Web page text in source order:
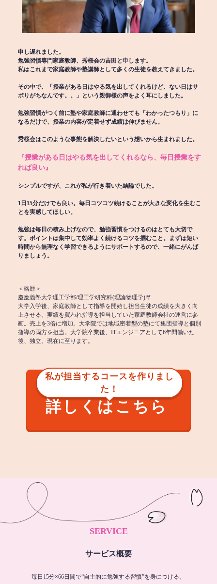
申し遅れました。
勉強習慣専門家庭教師、秀桜会の吉田と申します。
私はこれまで家庭教師や塾講師として多くの生徒を教えてきました。
その中で、「授業がある日はやる気を出してくれるけど、ない日はサ
ボりがちなんです。。」という親御様の声をよく耳にしました。
勉強習慣がつく前に塾や家庭教師に通わせても「わかったつもり」に
なるだけで、授業の内容が定着せず成績は伸びません。
秀桜会はこのような事態を解決したいという想いから生まれました。
『授業がある日はやる気を出してくれるなら、毎日授業をす
れば良い』
シンプルですが、これが私が行き着いた結論でした。
1日15分だけでも良い。毎日コツコツ続けることが大きな変化を生むこ
とを実感してほしい。
勉強は毎日の積み上げなので、勉強習慣をつけるのはとても大切で
す。ポイントは集中して効率よく続けるコツを掴むこと。まずは短い
時間から無理なく学習できるようにサポートするので、一緒にがんば
りましょう。
＜略歴＞
慶應義塾大学理工学部/理工学研究科(理論物理学)卒
大学入学後、家庭教師として指導を開始し担当生徒の成績を大きく向
上させる。実績を買われ指導を担当していた家庭教師会社の運営に参
画。売上を3倍に増加。大学院では地域密着型の塾にて集団指導と個別
指導の両方を担当。大学院卒業後、ITエンジニアとして6年間働いた
後、独立。現在に至ります。
私が担当するコースを作りまし
た！
詳しくはこちら
SERVICE
サービス概要
毎日15分×66日間で“自主的に勉強する習慣”を身につける。